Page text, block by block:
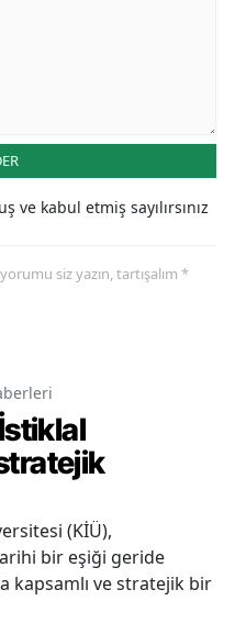
ve kabul etmiş sayılırsınız
siz yazın, tartışalım *
(KİÜ),
bir eşiği geride
kapsamlı ve stratejik bir